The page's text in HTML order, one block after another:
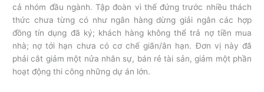
cả nhóm đầu ngành. Tập đoàn vì thế đứng trước nhiều thách
thức chưa từng có như ngân hàng dừng giải ngân các hợp
đồng tín dụng đã ký; khách hàng không thể trả nợ tiền mua
nhà; nợ tới hạn chưa có cơ chế giãn/ân hạn. Đơn vị này đã
phải cắt giảm một nửa nhân sự, bán rẻ tài sản, giảm một phần
hoạt động thi công những dự án lớn.